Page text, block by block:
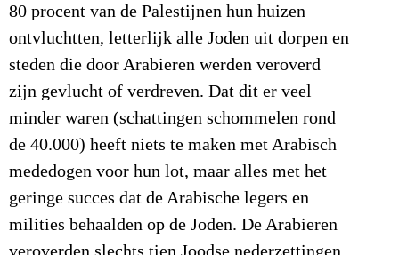
80 procent van de Palestijnen hun huizen
ontvluchtten, letterlijk alle Joden uit dorpen en
steden die door Arabieren werden veroverd
zijn gevlucht of verdreven. Dat dit er veel
minder waren (schattingen schommelen rond
de 40.000) heeft niets te maken met Arabisch
mededogen voor hun lot, maar alles met het
geringe succes dat de Arabische legers en
milities behaalden op de Joden. De Arabieren